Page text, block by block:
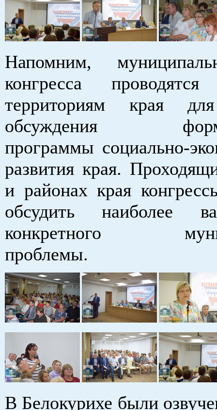
Напомним,
конгресса
территориям края
обсуждения
программы социально-
развития края.
и районах края
обсудить наиболее
конкретного
проблемы.
В Белокурихе были